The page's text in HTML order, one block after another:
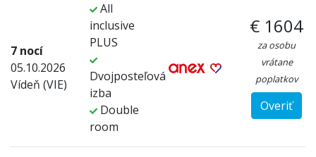
7 nocí
05.10.2026
Vídeň (VIE)
All
inclusive
PLUS
Dvojposteľová
izba
Double
room
€ 1604
za osobu
vrátane
poplatkov
Overiť